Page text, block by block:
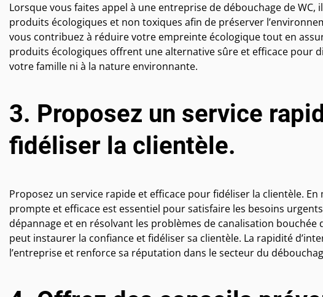
Lorsque vous faites appel à une entreprise de débouchage de
produits écologiques et non toxiques afin de préserver
vous contribuez à réduire votre empreinte écologique tout en
produits écologiques offrent une alternative sûre et efficace pour
votre famille ni à la nature environnante.
3. Proposez un service
fidéliser la clientèle.
Proposez un service rapide et efficace pour fidéliser la clientèle.
prompte et efficace est essentiel pour satisfaire les besoins
dépannage et en résolvant les problèmes de canalisation
peut instaurer la confiance et fidéliser sa clientèle. La rapidité
l’entreprise et renforce sa réputation dans le secteur du